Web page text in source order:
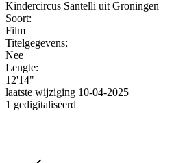
Kindercircus Santelli uitGroningen
Soort:
Film
Titelgegevens:
Nee
Lengte:
12'14"
laatste wijziging 10-04-2025
1 gedigitaliseerd